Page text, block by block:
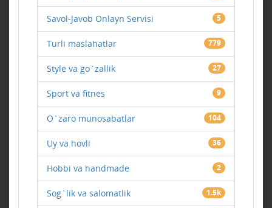
Savol-Javob Onlayn Servisi 5
Turli maslahatlar 779
Style va go`zallik 27
Sport va fitnes 9
O`zaro munosabatlar 104
Uy va hovli 36
Hobbi va handmade 2
Sog`lik va salomatlik 1.5k